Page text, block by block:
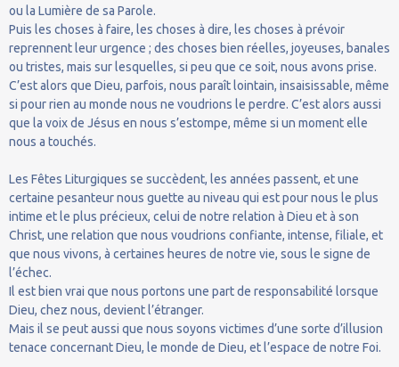
ou la Lumière de sa Parole.
Puis les choses à faire, les choses à dire, les choses à prévoir
reprennent leur urgence ; des choses bien réelles, joyeuses, banales
ou tristes, mais sur lesquelles, si peu que ce soit, nous avons prise.
C’est alors que Dieu, parfois, nous paraît lointain, insaisissable, même
si pour rien au monde nous ne voudrions le perdre. C’est alors aussi
que la voix de Jésus en nous s’estompe, même si un moment elle
nous a touchés.
Les Fêtes Liturgiques se succèdent, les années passent, et une
certaine pesanteur nous guette au niveau qui est pour nous le plus
intime et le plus précieux, celui de notre relation à Dieu et à son
Christ, une relation que nous voudrions confiante, intense, filiale, et
que nous vivons, à certaines heures de notre vie, sous le signe de
l’échec.
Il est bien vrai que nous portons une part de responsabilité lorsque
Dieu, chez nous, devient l’étranger.
Mais il se peut aussi que nous soyons victimes d’une sorte d’illusion
tenace concernant Dieu, le monde de Dieu, et l’espace de notre Foi.